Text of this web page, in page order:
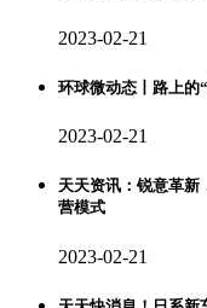
2023-02-21
环球微动态丨路上的
2023-02-21
天天资讯：锐意革新
营模式
2023-02-21